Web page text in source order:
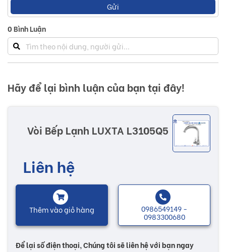
Gửi
0Bình Luận
Hãy để lại bình luận của bạn tại đây!
Vòi Bếp Lạnh LUXTA L3105Q5
Liên hệ
Thêm vào giỏ hàng 0986549149 -
0983300680
Để lại số điện thoại, Chúng tôi sẽ liên hệ với bạn ngay